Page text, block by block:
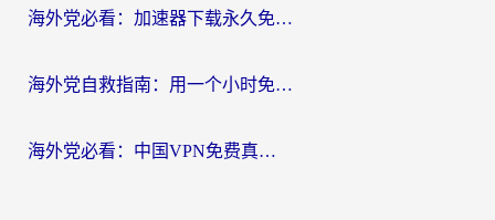
海外党必看：加速器下载永久免费版真的存在吗？教你无缝访问国内资源的正确姿势
海外党自救指南：用一个小时免费加速器，轻松打破国内资源访问壁垒？
海外党必看：中国VPN免费真的靠谱吗？手把手教你选对回国加速器